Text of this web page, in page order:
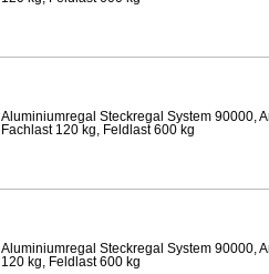
Aluminiumregal Steckregal System 90000,
Fachlast 120 kg, Feldlast 600 kg
Aluminiumregal Steckregal System 90000,
120 kg, Feldlast 600 kg